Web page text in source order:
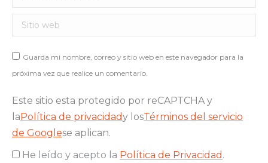
Sitio web
Guarda mi nombre, correo y sitio web en este navegador para la
próxima vez que realice un comentario.
Este sitio esta protegido por reCAPTCHA y
laPolítica de privacidady losTérminos del servicio
de Googlese aplican.
He leído y acepto la Política de Privacidad .